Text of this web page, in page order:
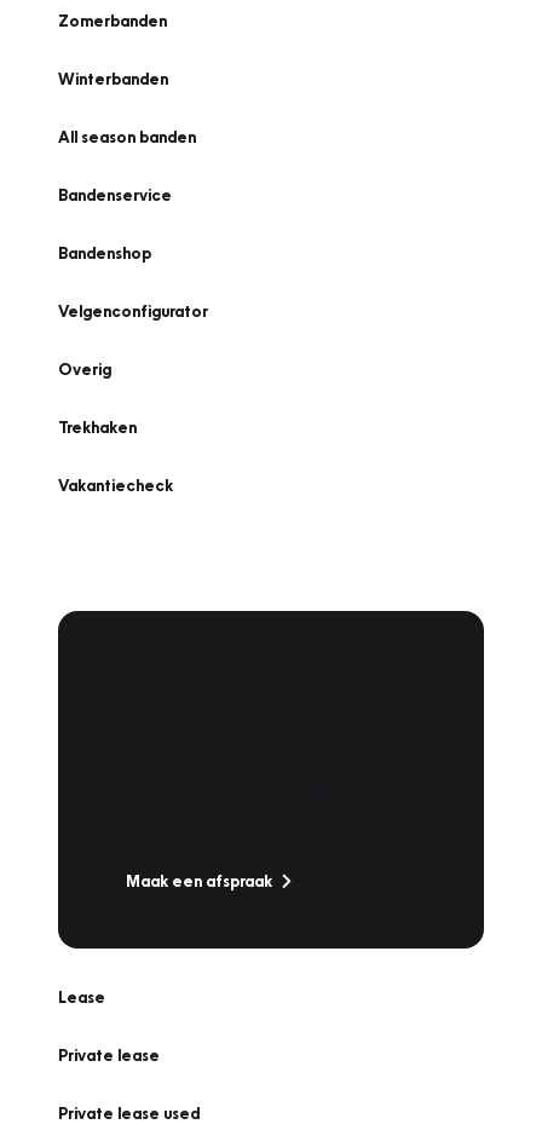
Zomerbanden
Winterbanden
All season banden
Bandenservice
Bandenshop
Velgenconfigurator
Overig
Trekhaken
Vakantiecheck
Maak een afspraak
Lease
Private lease
Private lease used